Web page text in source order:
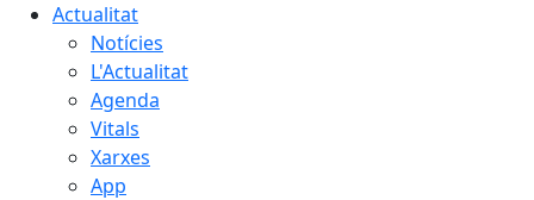
Actualitat
Notícies
L'Actualitat
Agenda
Vitals
Xarxes
App